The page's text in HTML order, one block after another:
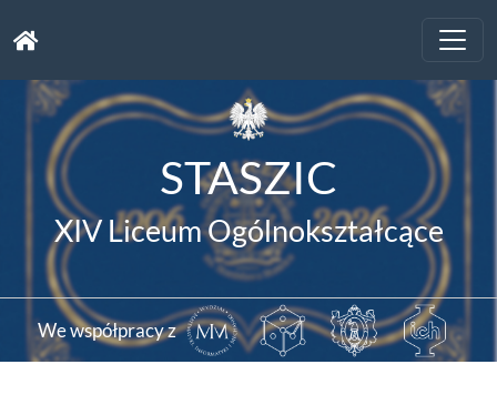
Toggle
STASZIC
XIV Liceum Ogólnokształcące
We współpracy z